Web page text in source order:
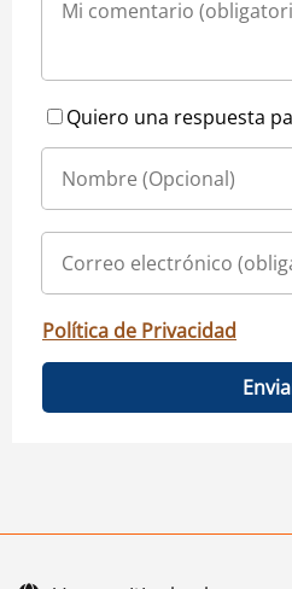
Quiero una respuesta
Política de Privacidad